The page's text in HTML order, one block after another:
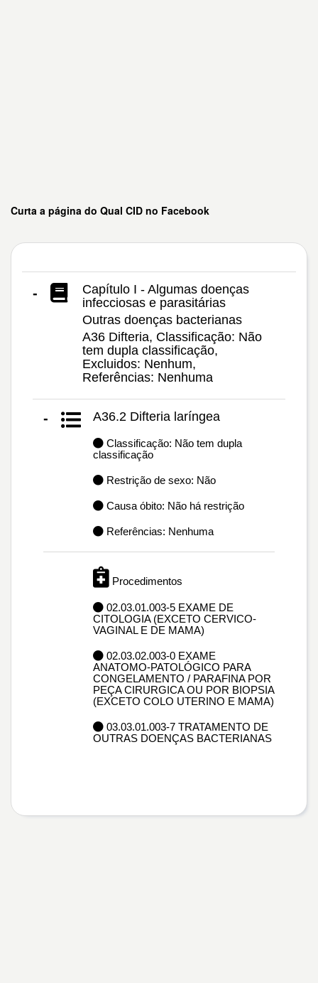
Curta a página do Qual CID no Facebook
-
Capítulo I - Algumas doenças
infecciosas e parasitárias
Outras doenças bacterianas
A36 Difteria, Classificação: Não
tem dupla classificação,
Excluidos: Nenhum,
Referências: Nenhuma
- A36.2 Difteria laríngea
Classificação: Não tem dupla
classificação
Restrição de sexo: Não
Causa óbito: Não há restrição
Referências: Nenhuma
Procedimentos
02.03.01.003-5 EXAME DE
CITOLOGIA (EXCETO CERVICO-
VAGINAL E DE MAMA)
02.03.02.003-0 EXAME
ANATOMO-PATOLÓGICO PARA
CONGELAMENTO / PARAFINA POR
PEÇA CIRURGICA OU POR BIOPSIA
(EXCETO COLO UTERINO E MAMA)
03.03.01.003-7 TRATAMENTO DE
OUTRAS DOENÇAS BACTERIANAS